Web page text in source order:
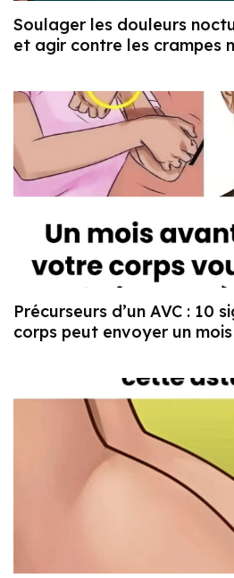
Soulager les douleurs
et agir contre les crampes
Précurseurs d’un AVC : 10
corps peut envoyer un